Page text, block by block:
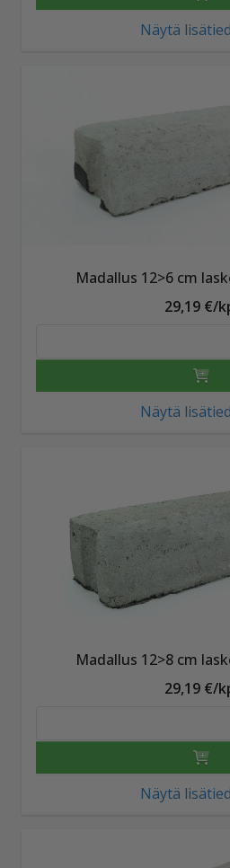
Näytä
Madallus 12>6 cm
29,19 €/
Näytä
Madallus 12>8 cm
29,19 €/
Näytä